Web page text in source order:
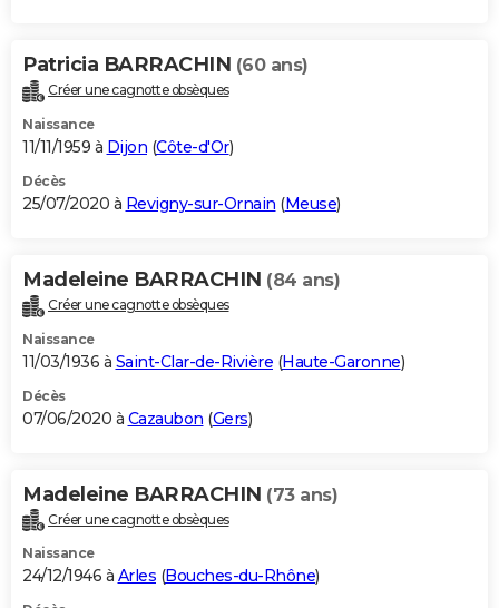
Patricia BARRACHIN (60 ans)
Créer une cagnotte obsèques
Naissance
11/11/1959 à Dijon (Côte-d'Or)
Décès
25/07/2020 à Revigny-sur-Ornain (Meuse)
Madeleine BARRACHIN (84 ans)
Créer une cagnotte obsèques
Naissance
11/03/1936 à Saint-Clar-de-Rivière (Haute-Garonne)
Décès
07/06/2020 à Cazaubon (Gers)
Madeleine BARRACHIN (73 ans)
Créer une cagnotte obsèques
Naissance
24/12/1946 à Arles (Bouches-du-Rhône)